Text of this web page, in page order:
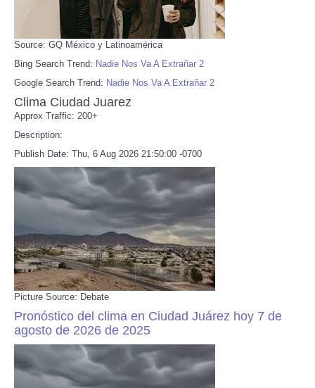
Source: GQ México y Latinoamérica
Bing Search Trend: Nadie Nos Va A Extrañar 2
Google Search Trend: Nadie Nos Va A Extrañar 2
Clima Ciudad Juarez
Approx Traffic: 200+
Description:
Publish Date: Thu, 6 Aug 2026 21:50:00 -0700
Picture Source: Debate
Pronóstico del clima en Ciudad Juárez hoy 7 de
agosto de 2026 de 2025